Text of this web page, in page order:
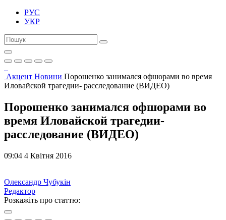
РУС
УКР
Акцент Новини Порошенко занимался офшорами во время
Иловайской трагедии- расследование (ВИДЕО)
Порошенко занимался офшорами во
время Иловайской трагедии-
расследование (ВИДЕО)
09:04 4 Квітня 2016
Олександр Чубукін
Редактор
Розкажіть про статтю: